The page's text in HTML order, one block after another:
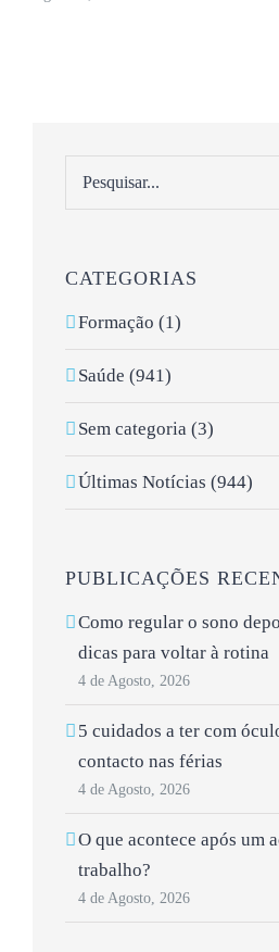
CATEGORIAS
Formação (1)
Saúde (941)
Sem categoria (3)
Últimas Notícias (944)
PUBLICAÇÕES
Como regular o sono
dicas para voltar à rotina
4 de Agosto, 2026
5 cuidados a ter com
contacto nas férias
4 de Agosto, 2026
O que acontece após um
trabalho?
4 de Agosto, 2026